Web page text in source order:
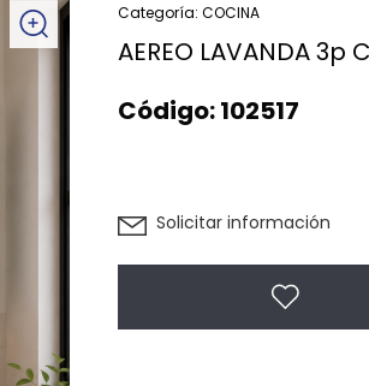
Categoría: COCINA
AEREO LAVANDA 3p
Código:102517
Solicitar información